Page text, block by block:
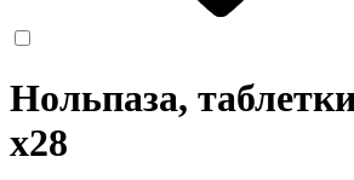
Нольпаза,
x28